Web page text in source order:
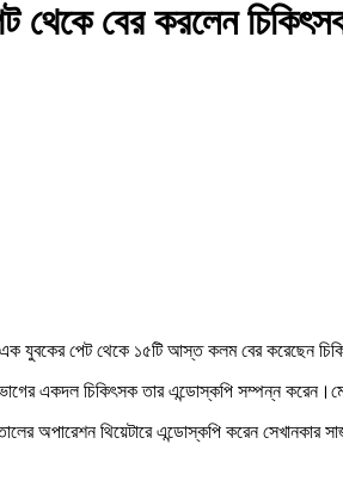
থেকে বের করলেন
যুবকের পেট থেকে ১৫টি আস্ত কলম বের করেছেন
একদল চিকিৎসক তার এন্ডোস্কপি সম্পন্ন
অপারেশন থিয়েটারে এন্ডোস্কপি করেন সেখানকার